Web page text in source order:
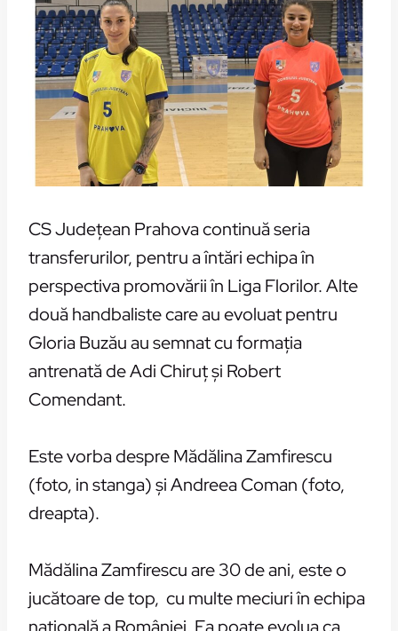
CS Judeţean Prahova continuă seria
transferurilor, pentru a întări echipa în
perspectiva promovării în Liga Florilor. Alte
două handbaliste care au evoluat pentru
Gloria Buzău au semnat cu formaţia
antrenată de Adi Chiruţ şi Robert
Comendant.
Este vorba despre Mădălina Zamfirescu
(foto, in stanga) şi Andreea Coman (foto,
dreapta).
Mădălina Zamfirescu are 30 de ani, este o
jucătoare de top, cu multe meciuri în echipa